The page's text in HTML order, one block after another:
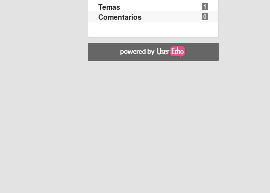
1
Temas
0
Comentarios